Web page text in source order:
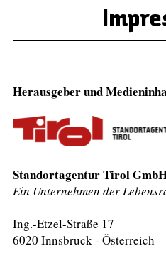
Herausgeber und
Standortagentur Tirol
Ein Unternehmen der
Ing.-Etzel-Straße 17
6020 Innsbruck - Österreich